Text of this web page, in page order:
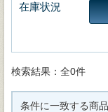
在庫状況
検索結果：全0件
条件に一致する商